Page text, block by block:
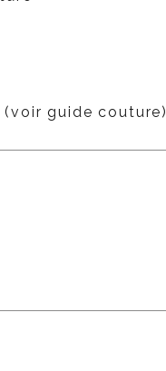
guide couture)